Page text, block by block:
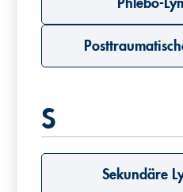
Phlebo-
S
Sekundäre